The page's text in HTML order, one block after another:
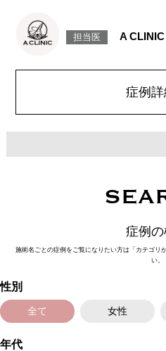
施術時間：約15～20分程
リスク、副作用：腫れ、赤み、内出
ほどお控えください。ボトックス注
費用：レスチレン 68,900円(税込)
オプション：表面麻酔 3,300円(税込)
担当医 A
症例
症例
施術名ごとの症例をご覧になりたい方は「カテゴリ
い。
性別
全て 女性
年代